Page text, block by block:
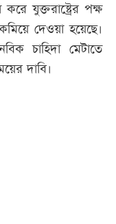
যুক্তরাষ্ট্রের পক্ষ
দেওয়া হয়েছে।
চাহিদা মেটাতে
দাবি।